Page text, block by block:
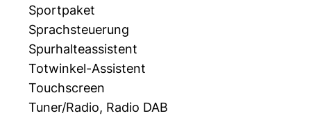
Sportpaket
Sprachsteuerung
Spurhalteassistent
Totwinkel-Assistent
Touchscreen
Tuner/Radio, Radio DAB